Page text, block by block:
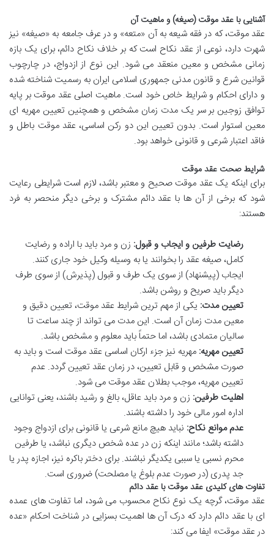
آشنایی با عقد موقت (صیغه) و ماهیت آن
عقد موقت، که در فقه شیعه به آن «متعه» و در عرف جامعه به «صیغه» نیز
شهرت دارد، نوعی از عقد نکاح است که بر خلاف نکاح دائم، برای یک بازه
زمانی مشخص و معین منعقد می شود. این نوع از ازدواج، در چارچوب
قوانین شرع و قانون مدنی جمهوری اسلامی ایران به رسمیت شناخته شده
و دارای احکام و شرایط خاص خود است. ماهیت اصلی عقد موقت بر پایه
توافق زوجین بر سر یک مدت زمان مشخص و همچنین تعیین مهریه ای
معین استوار است. بدون تعیین این دو رکن اساسی، عقد موقت باطل و
فاقد اعتبار شرعی و قانونی خواهد بود.
شرایط صحت عقد موقت
برای اینکه یک عقد موقت صحیح و معتبر باشد، لازم است شرایطی رعایت
شود که برخی از آن ها با عقد دائم مشترک و برخی دیگر منحصر به فرد
هستند:
رضایت طرفین و ایجاب و قبول: زن و مرد باید با اراده و رضایت
کامل، صیغه عقد را بخوانند یا به وسیله وکیل خود جاری کنند.
ایجاب (پیشنهاد) از سوی یک طرف و قبول (پذیرش) از سوی طرف
دیگر باید صریح و روشن باشد.
تعیین مدت: یکی از مهم ترین شرایط عقد موقت، تعیین دقیق و
معین مدت زمان آن است. این مدت می تواند از چند ساعت تا
سالیان متمادی باشد، اما حتماً باید معلوم و مشخص باشد.
تعیین مهریه: مهریه نیز جزء ارکان اساسی عقد موقت است و باید به
صورت مشخص و قابل تعیین، در زمان عقد تعیین گردد. عدم
تعیین مهریه، موجب بطلان عقد موقت می شود.
اهلیت طرفین: زن و مرد باید عاقل، بالغ و رشید باشند، یعنی توانایی
اداره امور مالی خود را داشته باشند.
عدم موانع نکاح: نباید هیچ مانع شرعی یا قانونی برای ازدواج وجود
داشته باشد؛ مانند اینکه زن در عده شخص دیگری نباشد، یا طرفین
محرم نسبی یا سببی یکدیگر نباشند. برای دختر باکره نیز، اجازه پدر یا
جد پدری (در صورت عدم بلوغ یا مصلحت) ضروری است.
تفاوت های کلیدی عقد موقت با عقد دائم
عقد موقت، گرچه یک نوع نکاح محسوب می شود، اما تفاوت های عمده
ای با عقد دائم دارد که درک آن ها اهمیت بسزایی در شناخت احکام «عده
در عقد موقت» ایفا می کند: